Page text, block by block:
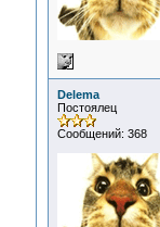
Delema
Постоялец
Сообщений: 368